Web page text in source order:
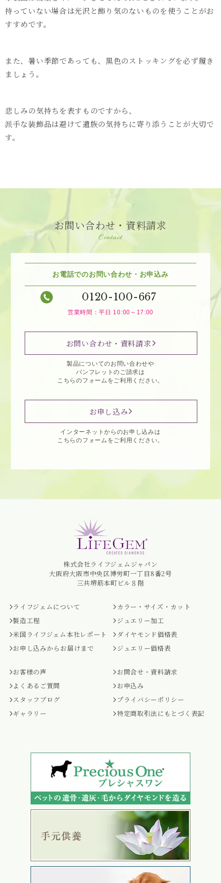
持っていない場合は光沢と飾り気のないものを使うことがお
すすめです。
また、暑い季節であっても、黒色のストッキングを必ず履き
ましょう。
悲しみの気持ちを表すものですから、
派手な装飾品は避けて遺族の気持ちに寄り添うことが大切で
す。
お問い合わせ・資料請求
Contact
お電話でのお問い合わせ・お申込み
0120-100-667
営業時間：平日 10:00～17:00
お問い合わせ・資料請求
製品についてのお問い合わせや
パンフレットのご請求は
こちらのフォームをご利用ください。
お申し込み
インターネットからのお申し込みは
こちらのフォームをご利用ください。
株式会社ライフジェムジャパン
大阪府大阪市中央区博労町一丁目8番2号
三共堺筋本町ビル８階
ライフジェムについて
製造工程
米国ライフジェム本社レポート
お申し込みからお届けまで
カラー・サイズ・カット
ジュエリー加工
ダイヤモンド価格表
ジュエリー価格表
お客様の声
よくあるご質問
スタッフブログ
ギャラリー
お問合せ・資料請求
お申込み
プライバシーポリシー
特定商取引法にもとづく表記